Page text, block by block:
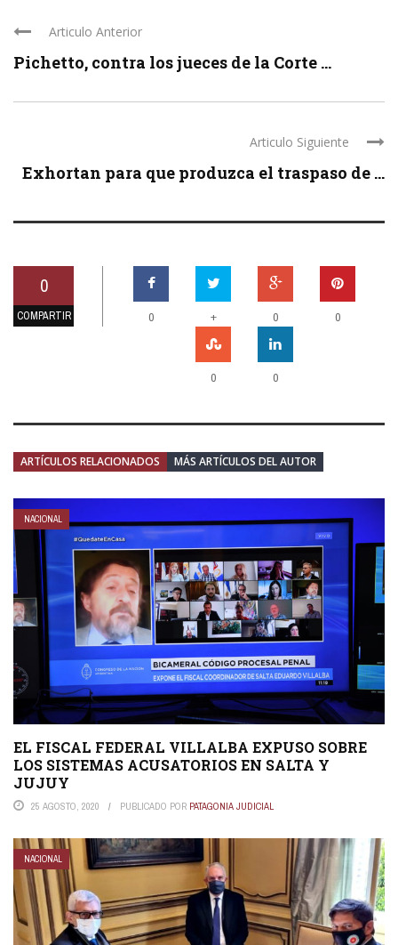
Articulo Anterior
Pichetto, contra los jueces de la Corte ...
Articulo Siguiente
Exhortan para que produzca el traspaso de ...
0
COMPARTIR 0 + 0 0
0 0
ARTÍCULOS RELACIONADOS MÁS ARTÍCULOS DEL AUTOR
NACIONAL
EL FISCAL FEDERAL VILLALBA EXPUSO SOBRE
LOS SISTEMAS ACUSATORIOS EN SALTA Y
JUJUY
25 AGOSTO, 2020 PUBLICADO POR PATAGONIA JUDICIAL
NACIONAL